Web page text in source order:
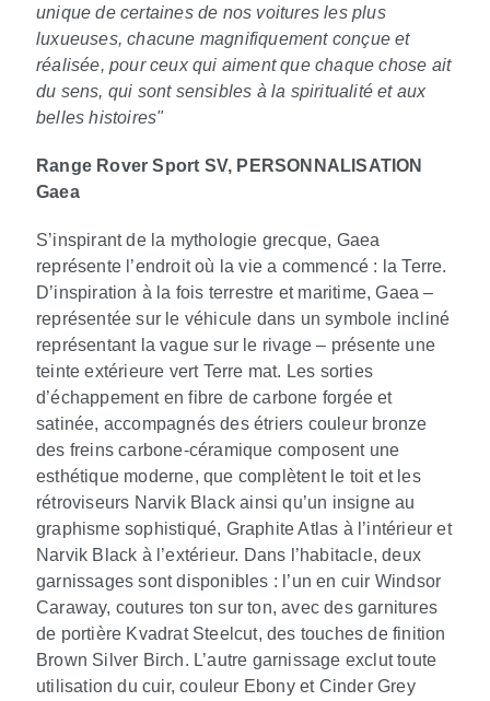
unique de certaines de nos voitures les plus
luxueuses, chacune magnifiquement conçue et
réalisée, pour ceux qui aiment que chaque chose ait
du sens, qui sont sensibles à la spiritualité et aux
belles histoires"
Range Rover Sport SV, PERSONNALISATION
Gaea
S’inspirant de la mythologie grecque, Gaea
représente l’endroit où la vie a commencé : la Terre.
D’inspiration à la fois terrestre et maritime, Gaea –
représentée sur le véhicule dans un symbole incliné
représentant la vague sur le rivage – présente une
teinte extérieure vert Terre mat. Les sorties
d’échappement en fibre de carbone forgée et
satinée, accompagnés des étriers couleur bronze
des freins carbone‑céramique composent une
esthétique moderne, que complètent le toit et les
rétroviseurs Narvik Black ainsi qu’un insigne au
graphisme sophistiqué, Graphite Atlas à l’intérieur et
Narvik Black à l’extérieur. Dans l’habitacle, deux
garnissages sont disponibles : l’un en cuir Windsor
Caraway, coutures ton sur ton, avec des garnitures
de portière Kvadrat Steelcut, des touches de finition
Brown Silver Birch. L’autre garnissage exclut toute
utilisation du cuir, couleur Ebony et Cinder Grey